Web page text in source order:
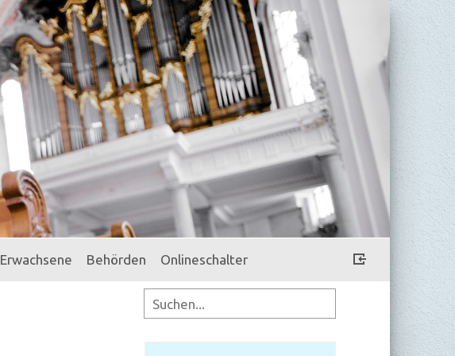
Erwachsene Behörden Onlineschalter